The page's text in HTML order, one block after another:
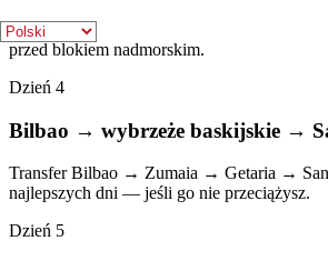
spokojne Bilbao, porządnie zamknięte.
przed blokiem nadmorskim.
Dzień 4
Bilbao → wybrzeże baskijskie →
Transfer Bilbao → Zumaia → Getaria → San
najlepszych dni — jeśli go nie przeciążysz.
Dzień 5